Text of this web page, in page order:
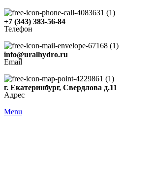
+7 (343) 383-56-84
Телефон
info@uralhydro.ru
Email
г. Екатеринбург, Свердлова д.11
Адрес
Menu